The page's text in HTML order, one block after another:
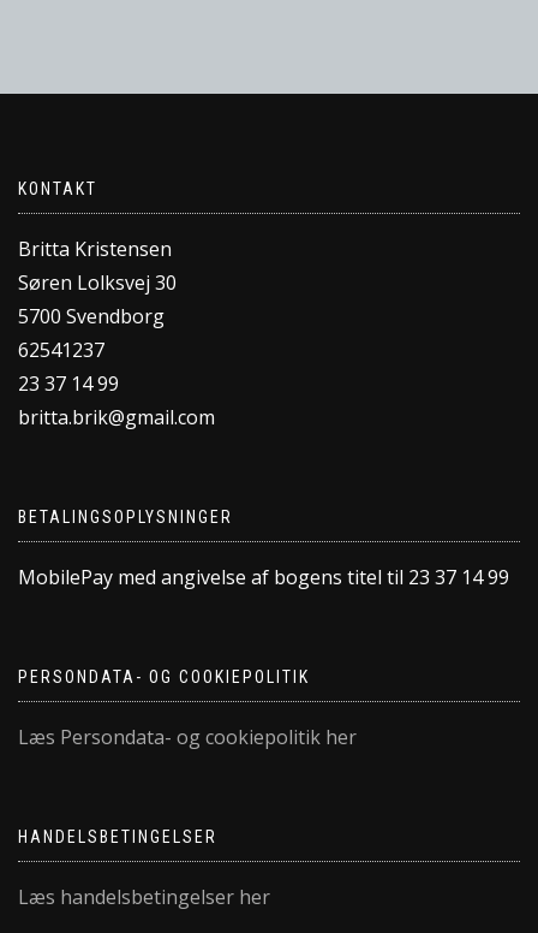
KONTAKT
Britta Kristensen
Søren Lolksvej 30
5700 Svendborg
62541237
23 37 14 99
britta.brik@gmail.com
BETALINGSOPLYSNINGER
MobilePay med angivelse af bogens titel til 23 37 14 99
PERSONDATA- OG COOKIEPOLITIK
Læs Persondata- og cookiepolitik her
HANDELSBETINGELSER
Læs handelsbetingelser her